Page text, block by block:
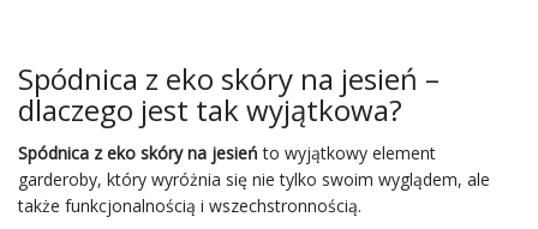
Spódnica z eko skóry na jesień –
dlaczego jest tak wyjątkowa?
Spódnica z eko skóry na jesień to wyjątkowy element
garderoby, który wyróżnia się nie tylko swoim wyglądem, ale
także funkcjonalnością i wszechstronnością.